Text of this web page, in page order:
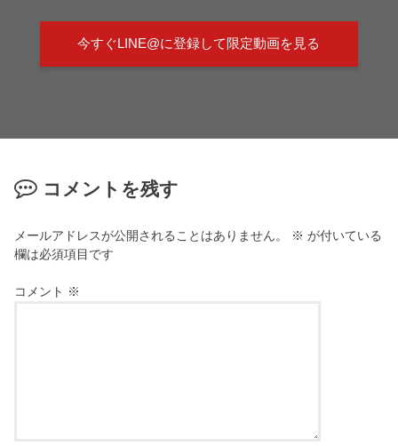
今すぐLINE@に登録して限定動画を見る
コメントを残す
メールアドレスが公開されることはありません。 ※ が付いている
欄は必須項目です
コメント ※